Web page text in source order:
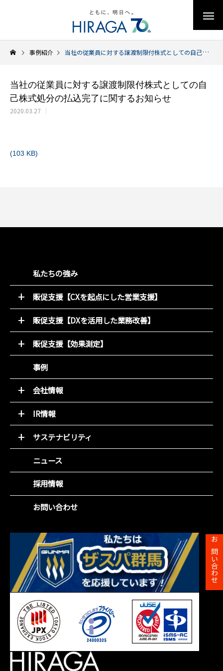
お問い合わせ
事例紹介 当社の従業員に対する譲渡制限付株式としての自己株式処分の払込完了に関するお知らせ
当社の従業員に対する譲渡制限付株式としての自
己株式処分の払込完了に関するお知らせ
2020.03.27
(103 KB)
私たちの強み
販促支援【CXを起点にした営業支援】
52週マーケティング
キャンペーン支援サービス
動画コンテンツ
デジタルチラシ 買適ミッケ!
商品ブランディング
PDM（顧客データ活用）
LINE集客サービス（＋LINKS）
販促支援【DXを活用した業務改善】
オンライン販促物制作支援システム
店別販促サポート
販促支援【効果測定】
商圏ポテンシャル分析
アンケート分析
売れるデザイン研究所
事例
会社情報
トップメッセージ
基本理念
会社概要
組織図
役員紹介
沿革
事業所一覧
IR情報
トップメッセージと決算解説
経営方針
IR資料室
財務ハイライト
IRカレンダー
株主総会
株主メモ
サステナビリティ
環境(E)
社会(S)
企業統治(G)
SDGsの取組み
ニュース
採用情報
お問い合わせ